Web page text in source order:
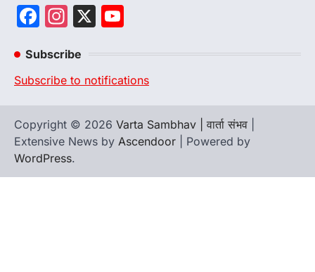
Facebook
Instagram
X
Subscribe
Subscribe to notifications
Copyright © 2026 Varta Sambhav | वार्ता संभव
Extensive News by Ascendoor | Powered by
WordPress.